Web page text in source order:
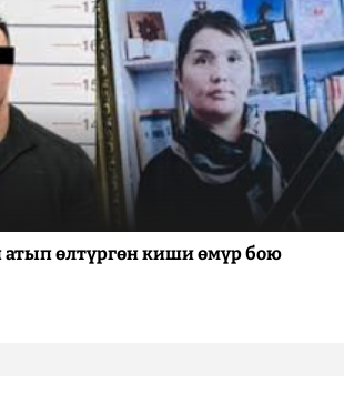
өлтүргөн киши өмүр бою